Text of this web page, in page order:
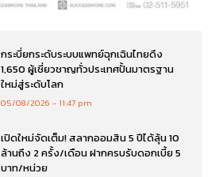
กระบี่ยกระดับระบบแพทย์ฉุกเฉินไทยดึง
1,650 ผู้เชี่ยวชาญทั่วประเทศปั้นมาตรฐาน
ใหม่สู่ระดับโลก
05/08/2026 11:47 pm
เปิดใหม่จัดเต็ม! สลากออมสิน 5 ปีได้ลุ้น 10
ล้านถึง 2 ครั้ง/เดือน ฝากครบรับดอกเบี้ย 5
บาท/หน่วย